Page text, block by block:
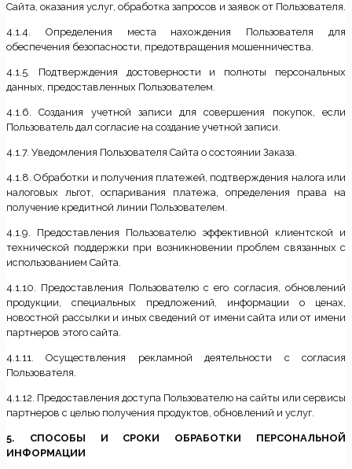
Сайта, оказания услуг, обработка запросов и заявок от Пользователя.
4.1.4. Определения места нахождения Пользователя для
обеспечения безопасности, предотвращения мошенничества.
4.1.5. Подтверждения достоверности и полноты персональных
данных, предоставленных Пользователем.
4.1.6. Создания учетной записи для совершения покупок, если
Пользователь дал согласие на создание учетной записи.
4.1.7. Уведомления Пользователя Сайта о состоянии Заказа.
4.1.8. Обработки и получения платежей, подтверждения налога или
налоговых льгот, оспаривания платежа, определения права на
получение кредитной линии Пользователем.
4.1.9. Предоставления Пользователю эффективной клиентской и
технической поддержки при возникновении проблем связанных с
использованием Сайта.
4.1.10. Предоставления Пользователю с его согласия, обновлений
продукции, специальных предложений, информации о ценах,
новостной рассылки и иных сведений от имени сайта или от имени
партнеров этого сайта.
4.1.11. Осуществления рекламной деятельности с согласия
Пользователя.
4.1.12. Предоставления доступа Пользователю на сайты или сервисы
партнеров с целью получения продуктов, обновлений и услуг.
5. СПОСОБЫ И СРОКИ ОБРАБОТКИ ПЕРСОНАЛЬНОЙ
ИНФОРМАЦИИ